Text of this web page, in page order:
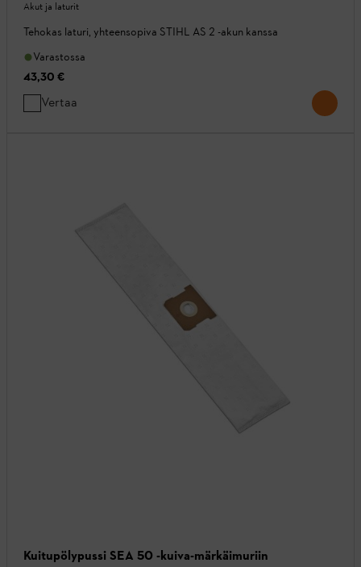
Akut ja laturit
Tehokas laturi, yhteensopiva STIHL AS 2 -akun kanssa
Varastossa
43,30 €
Vertaa
Kuitupölypussi SEA 50 -kuiva-märkäimuriin